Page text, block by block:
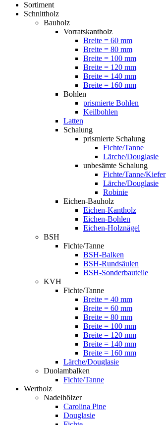
Sortiment
Schnittholz
Bauholz
Vorratskantholz
Breite = 60 mm
Breite = 80 mm
Breite = 100 mm
Breite = 120 mm
Breite = 140 mm
Breite = 160 mm
Bohlen
prismierte Bohlen
Keilbohlen
Latten
Schalung
prismierte Schalung
Fichte/Tanne
Lärche/Douglasie
unbesämte Schalung
Fichte/Tanne/Kiefer
Lärche/Douglasie
Robinie
Eichen-Bauholz
Eichen-Kantholz
Eichen-Bohlen
Eichen-Holznägel
BSH
Fichte/Tanne
BSH-Balken
BSH-Rundsäulen
BSH-Sonderbauteile
KVH
Fichte/Tanne
Breite = 40 mm
Breite = 60 mm
Breite = 80 mm
Breite = 100 mm
Breite = 120 mm
Breite = 140 mm
Breite = 160 mm
Lärche/Douglasie
Duolambalken
Fichte/Tanne
Wertholz
Nadelhölzer
Carolina Pine
Douglasie